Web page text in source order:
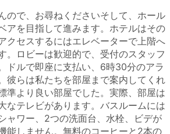
ので、お尋ねくださいそして、ホール
アを目指して進みます。ホテルはその
クセスするにはエレベーターで上階へ
。ロビーは歓迎的で、受付のスタッフ
ドルで即座に支払い、6時30分のアラ
彼らは私たちを部屋まで案内してくれ
準より良い部屋でした。実際、部屋は
なテレビがあります。バスルームには
ャワー、2つの洗面台、水栓、ビデが
能しません。無料のコーヒーと2本の